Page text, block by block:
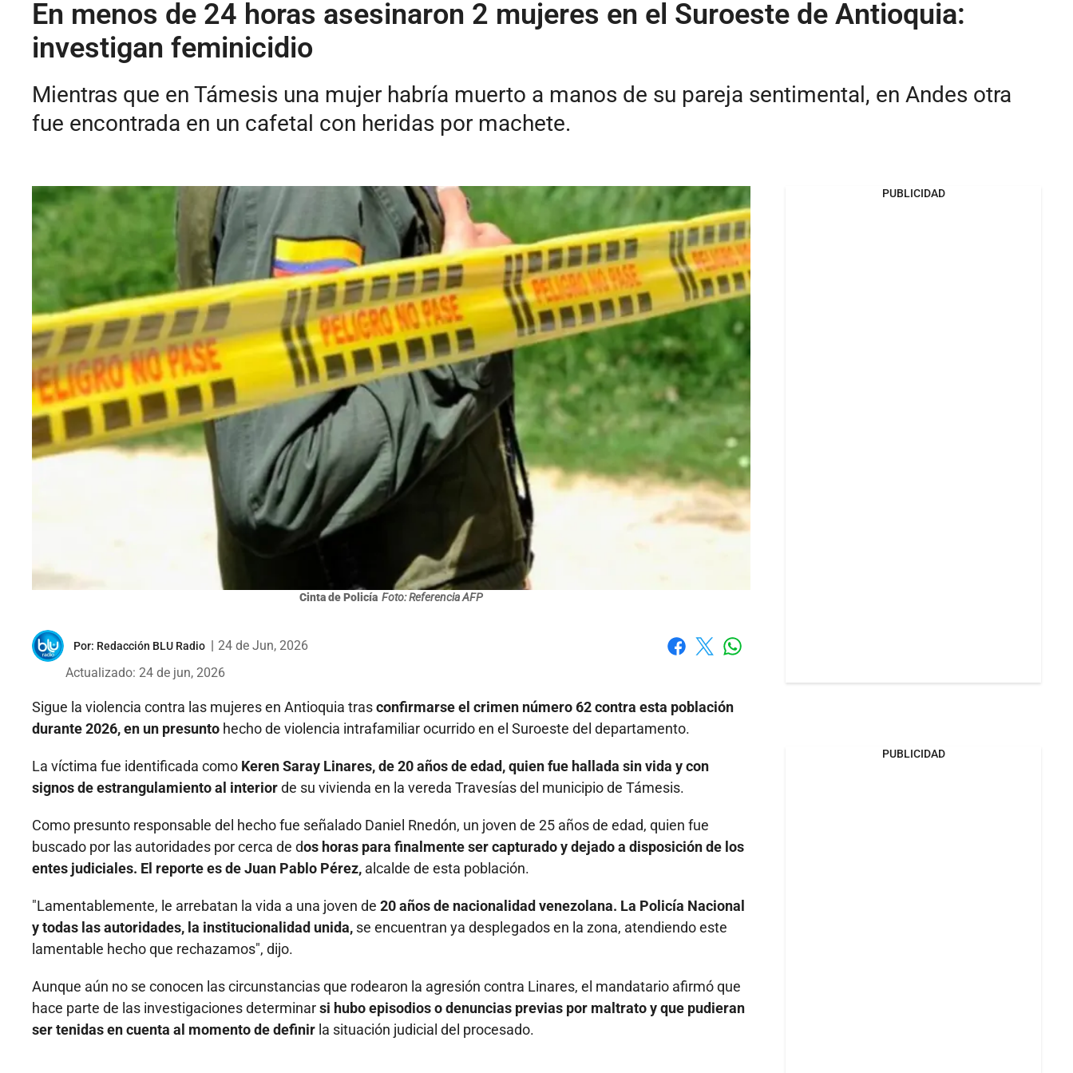
En menos de 24 horas asesinaron 2 mujeres en el Suroeste de Antioquia:
investigan feminicidio
Mientras que en Támesis una mujer habría muerto a manos de su pareja sentimental, en Andes otra
fue encontrada en un cafetal con heridas por machete.
Cinta de Policía Foto: Referencia AFP
Por: Redacción BLU Radio
24 de Jun, 2026
Actualizado: 24 de jun, 2026
Sigue la violencia contra las mujeres en Antioquia trasconfirmarse el crimen número 62 contra esta población
durante 2026, en un presunto hecho de violencia intrafamiliar ocurrido en el Suroeste del departamento.
La víctima fue identificada como Keren Saray Linares, de 20 años de edad, quien fue hallada sin vida y con
signos de estrangulamiento al interiorde su vivienda en la vereda Travesías del municipio de Támesis.
Como presunto responsable del hecho fue señalado Daniel Rnedón, un joven de 25 años de edad, quien fue
buscado por las autoridades por cerca de dos horas para finalmente ser capturado y dejado a disposición de los
entes judiciales. El reporte es de Juan Pablo Pérez, alcalde de esta población.
"Lamentablemente, le arrebatan la vida a una joven de 20 años de nacionalidad venezolana. La Policía Nacional
y todas las autoridades, la institucionalidad unida, se encuentran ya desplegados en la zona, atendiendo este
lamentable hecho que rechazamos", dijo.
Aunque aún no se conocen las circunstancias que rodearon la agresión contra Linares, el mandatario afirmó que
hace parte de las investigaciones determinarsi hubo episodios o denuncias previas por maltrato y que pudieran
ser tenidas en cuenta al momento de definir la situación judicial del procesado.
PUBLICIDAD
PUBLICIDAD